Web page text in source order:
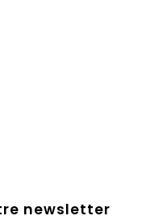
newsletter